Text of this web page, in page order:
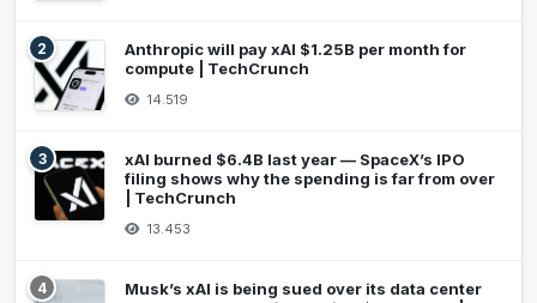
2
Anthropic will pay xAI $1.25B per month for
compute | TechCrunch
14.519
3
xAI burned $6.4B last year — SpaceX’s IPO
filing shows why the spending is far from over
| TechCrunch
13.453
4
Musk’s xAI is being sued over its data center